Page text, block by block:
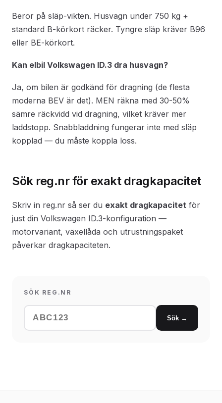
Beror på släp-vikten. Husvagn under 750 kg +
standard B-körkort räcker. Tyngre släp kräver B96
eller BE-körkort.
Kan elbil Volkswagen ID.3 dra husvagn?
Ja, om bilen är godkänd för dragning (de flesta
moderna BEV är det). MEN räkna med 30-50%
sämre räckvidd vid dragning, vilket kräver mer
laddstopp. Snabbladdning fungerar inte med släp
kopplad — du måste koppla loss.
Sök reg.nr för exakt dragkapacitet
Skriv in reg.nr så ser du exakt dragkapacitet för
just din Volkswagen ID.3-konfiguration —
motorvariant, växellåda och utrustningspaket
påverkar dragkapaciteten.
SÖK REG.NR
Sök →